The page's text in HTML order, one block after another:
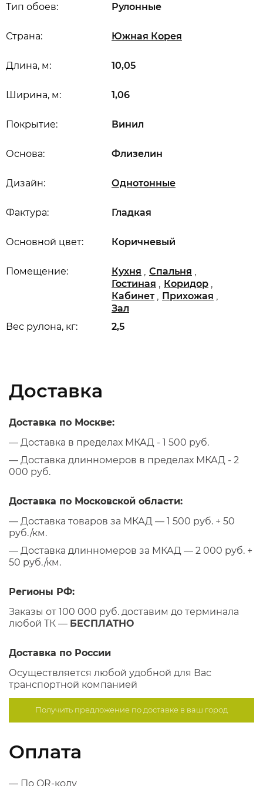
Длина, м: 10,05
Ширина, м: 1,06
Вес рулона, кг: 2,5
Основной цвет: Коричневый
Дизайн: Однотонные
Основа: Флизелин
Покрытие: Винил
Помещение: Кухня , Спальня ,
Гостиная , Коридор ,
Кабинет , Прихожая ,
Зал
Страна: Южная Корея
Тип обоев: Рулонные
Фактура: Гладкая
Доставка
Доставка по Москве:
— Доставка в пределах МКАД - 1 500 руб.
— Доставка длинномеров в пределах МКАД - 2
000 руб.
Доставка по Московской области:
— Доставка товаров за МКАД — 1 500 руб. + 50
руб./км.
— Доставка длинномеров за МКАД — 2 000 руб. +
50 руб./км.
Регионы РФ:
Заказы от 100 000 руб. доставим до терминала
любой ТК — БЕСПЛАТНО
Доставка по России
Осуществляется любой удобной для Вас
транспортной компанией
Получить предложение подоставке в ваш город
Оплата
— По QR-коду